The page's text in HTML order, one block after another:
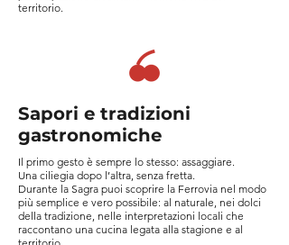
territorio.
Sapori e tradizioni
gastronomiche
Il primo gesto è sempre lo stesso: assaggiare.
Una ciliegia dopo l’altra, senza fretta.
Durante la Sagra puoi scoprire la Ferrovia nel modo
più semplice e vero possibile: al naturale, nei dolci
della tradizione, nelle interpretazioni locali che
raccontano una cucina legata alla stagione e al